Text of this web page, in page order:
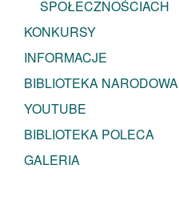
SPOŁECZNOŚCIACH
KONKURSY
INFORMACJE
BIBLIOTEKA NARODOWA
YOUTUBE
BIBLIOTEKA POLECA
GALERIA